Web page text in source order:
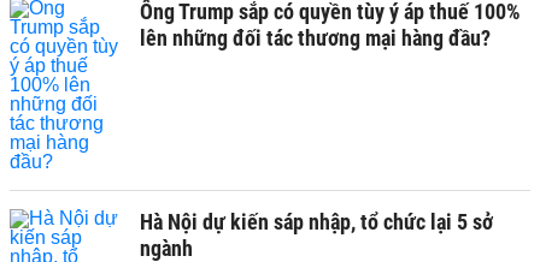
Ông Trump sắp có quyền tùy ý áp thuế 100%
lên những đối tác thương mại hàng đầu?
Hà Nội dự kiến sáp nhập, tổ chức lại 5 sở
ngành